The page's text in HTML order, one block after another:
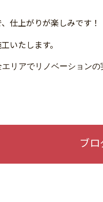
仕上がりが楽しみです！
いたします。
リアでリノベーション
ブ